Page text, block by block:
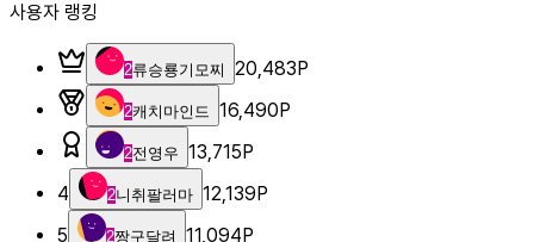
사용자 랭킹
2류승룡기모찌 20,483P
2캐치마인드 16,490P
2전영우 13,715P
4
2니취팔러마 12,139P
5
2짱구달려 11,094P